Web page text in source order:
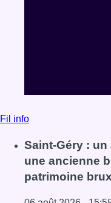
Fil info
Saint-Géry :
une ancienne
patrimoine